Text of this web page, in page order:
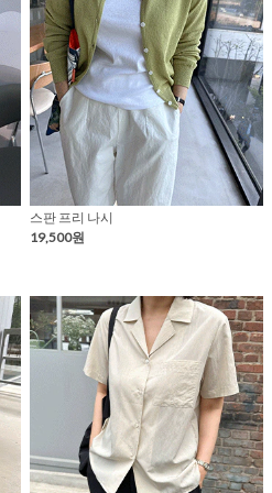
스판 프리 나시
19,500원